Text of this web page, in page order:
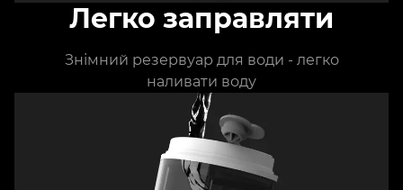
Легко заправляти
Знімний резервуар для води - легко
наливати воду